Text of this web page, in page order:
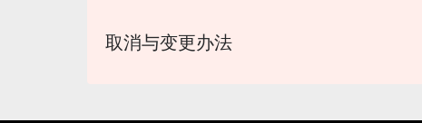
取消与变更办法